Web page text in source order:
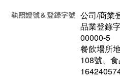
執照證號＆登錄字號 公司/商業
品業登錄
00000-5
餐飲場所
108號、